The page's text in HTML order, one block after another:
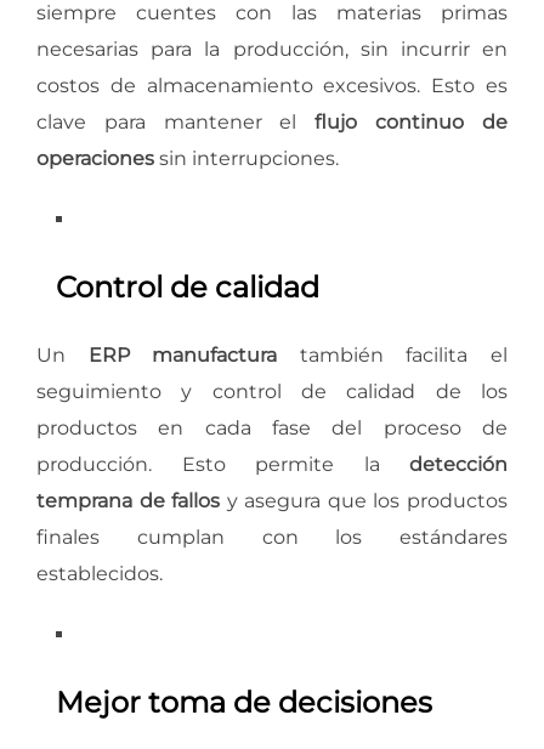
siempre cuentes con las materias primas
necesarias para la producción, sin incurrir en
costos de almacenamiento excesivos. Esto es
clave para mantener elflujo continuo de
operaciones sin interrupciones.
Control de calidad
Un ERP manufactura también facilita el
seguimiento y control de calidad de los
productos en cada fase del proceso de
producción. Esto permite la detección
temprana de fallos y asegura que los productos
finales cumplan con los estándares
establecidos.
Mejor toma de decisiones